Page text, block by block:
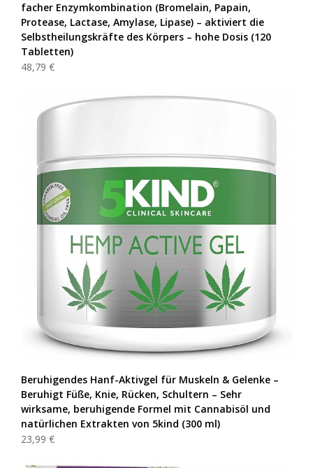
facher Enzymkombination (Bromelain, Papain,
Protease, Lactase, Amylase, Lipase) – aktiviert die
Selbstheilungskräfte des Körpers – hohe Dosis (120
Tabletten)
48,79 €
Beruhigendes Hanf-Aktivgel für Muskeln & Gelenke –
Beruhigt Füße, Knie, Rücken, Schultern – Sehr
wirksame, beruhigende Formel mit Cannabisöl und
natürlichen Extrakten von 5kind (300 ml)
23,99 €